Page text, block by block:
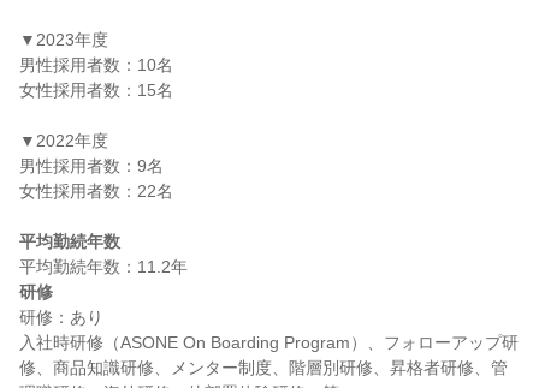
▼2023年度
男性採用者数：10名
女性採用者数：15名
▼2022年度
男性採用者数：9名
女性採用者数：22名
平均勤続年数
研修
研修：あり
入社時研修（ASONE On Boarding Program）、フォローアップ研
修、商品知識研修、メンター制度、階層別研修、昇格者研修、管